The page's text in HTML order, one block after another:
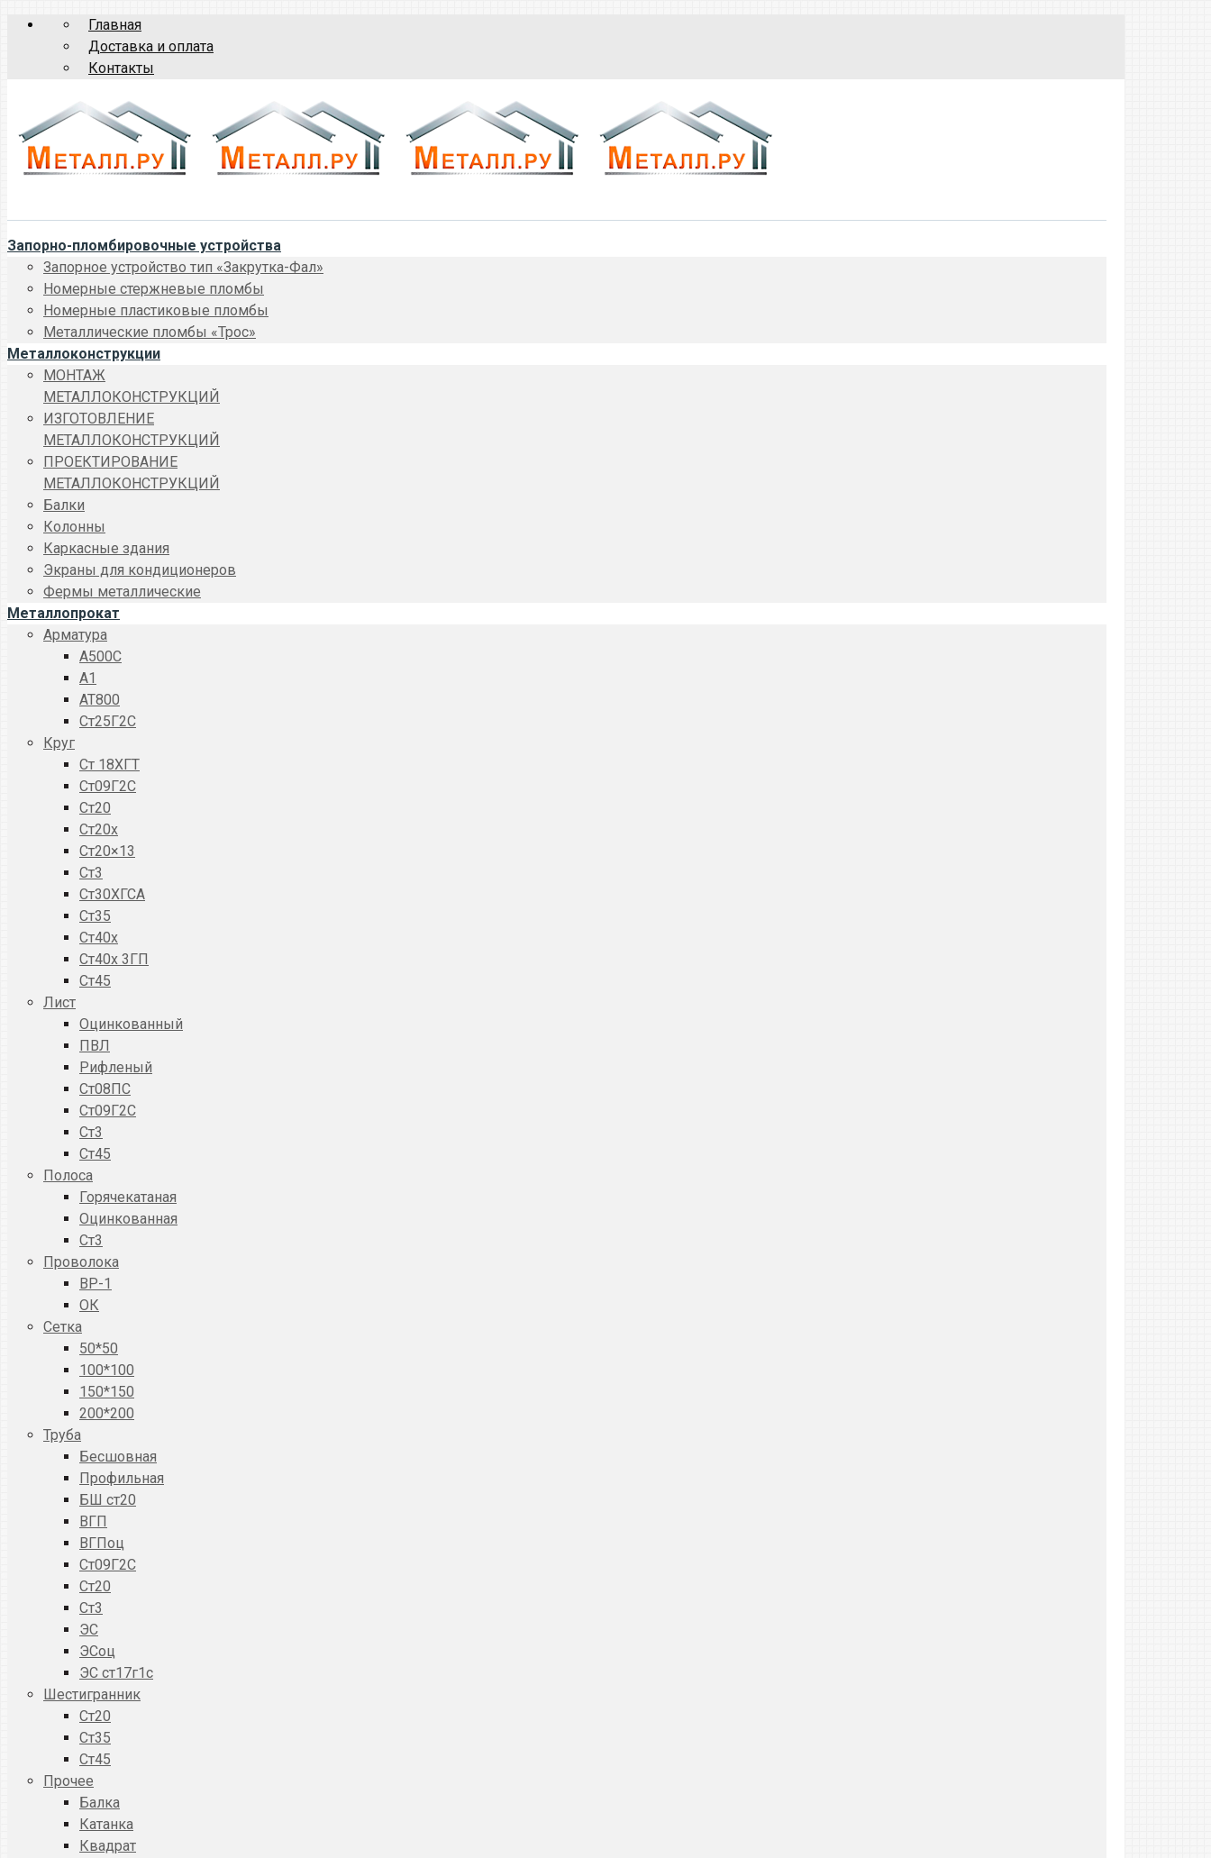
Главная
Доставка и оплата
Контакты
Запорно-пломбировочные устройства
Запорное устройство тип «Закрутка-Фал»
Номерные стержневые пломбы
Номерные пластиковые пломбы
Металлические пломбы «Трос»
Металлоконструкции
МОНТАЖ
МЕТАЛЛОКОНСТРУКЦИЙ
ИЗГОТОВЛЕНИЕ
МЕТАЛЛОКОНСТРУКЦИЙ
ПРОЕКТИРОВАНИЕ
МЕТАЛЛОКОНСТРУКЦИЙ
Балки
Колонны
Каркасные здания
Экраны для кондиционеров
Фермы металлические
Металлопрокат
Арматура
A500C
А1
АТ800
Ст25Г2С
Круг
Ст 18ХГТ
Ст09Г2С
Ст20
Ст20x
Ст20×13
Ст3
Ст30ХГСА
Ст35
Ст40х
Ст40х 3ГП
Ст45
Лист
Оцинкованный
ПВЛ
Рифленый
Ст08ПС
Ст09Г2С
Ст3
Ст45
Полоса
Горячекатаная
Оцинкованная
Ст3
Проволока
ВР-1
ОК
Сетка
50*50
100*100
150*150
200*200
Труба
Бесшовная
Профильная
БШ ст20
ВГП
ВГПоц
Ст09Г2С
Ст20
Ст3
ЭС
ЭСоц
ЭС ст17г1с
Шестигранник
Ст20
Ст35
Ст45
Прочее
Балка
Катанка
Квадрат